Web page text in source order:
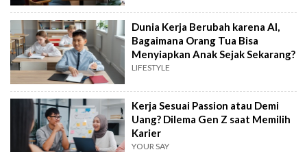
Dunia Kerja Berubah karena AI,
Bagaimana Orang Tua Bisa
Menyiapkan Anak Sejak Sekarang?
LIFESTYLE
Kerja Sesuai Passion atau Demi
Uang? Dilema Gen Z saat Memilih
Karier
YOUR SAY